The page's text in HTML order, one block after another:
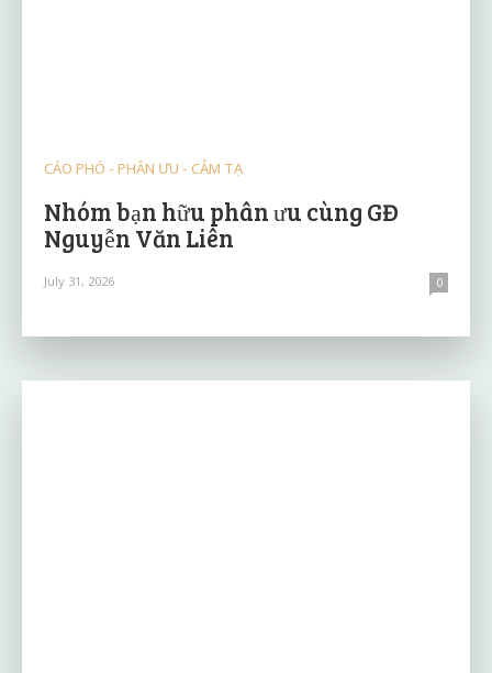
CÁO PHÓ - PHÂN ƯU - CẢM TẠ
Nhóm bạn hữu phân ưu cùng GĐ
Nguyễn Văn Liên
July 31, 2026 0